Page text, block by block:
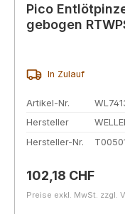
Pico
gebogen
In Zulauf
Artikel-Nr.
Hersteller
Hersteller-Nr.
Regulärer Preis:
102,18 CHF
Preise exkl. MwSt. zzgl.